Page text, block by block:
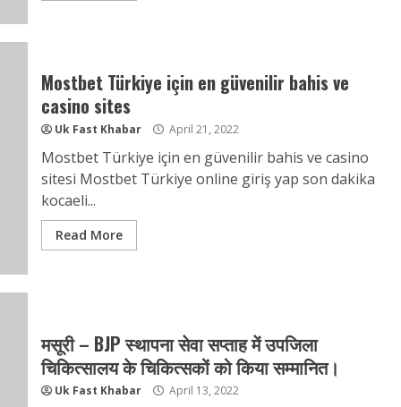
Mostbet Türkiye için en güvenilir bahis ve
casino sites
Uk Fast Khabar April 21, 2022
Mostbet Türkiye için en güvenilir bahis ve casino
sitesi Mostbet Türkiye online giriş yap son dakika
kocaeli...
Read More
मसूरी – BJP स्थापना सेवा सप्ताह में उपजिला
चिकित्सालय के चिकित्सकों को किया सम्मानित।
Uk Fast Khabar April 13, 2022